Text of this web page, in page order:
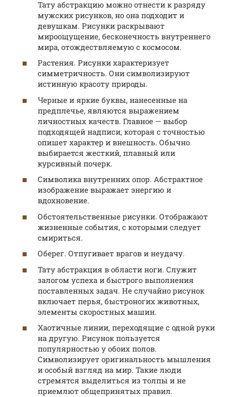
Тату абстракцию можно отнести к разряду
мужских рисунков, но она подходит и
девушкам. Рисунки раскрывают
мироощущение, бесконечность внутреннего
мира, отождествляемую с космосом.
Растения. Рисунки характеризует
симметричность. Они символизируют
истинную красоту природы.
Черные и яркие буквы, нанесенные на
предплечье, являются выражением
личностных качеств. Главное — выбор
подходящей надписи, которая с точностью
опишет характер и внешность. Обычно
выбирается жесткий, плавный или
курсивный почерк.
Символика внутренних опор. Абстрактное
изображение выражает энергию и
вдохновение.
Обстоятельственные рисунки. Отображают
жизненные события, с которыми следует
смириться.
Оберег. Отпугивает врагов и неудачу.
Тату абстракция в области ноги. Служит
залогом успеха и быстрого выполнения
поставленных задач. Не случайно рисунок
включает перья, быстроногих животных,
элементы скоростных машин.
Хаотичные линии, переходящие с одной руки
на другую. Рисунок пользуется
популярностью у обоих полов.
Символизирует оригинальность мышления
и особый взгляд на мир. Такие люди
стремятся выделиться из толпы и не
приемлют общепринятых правил.